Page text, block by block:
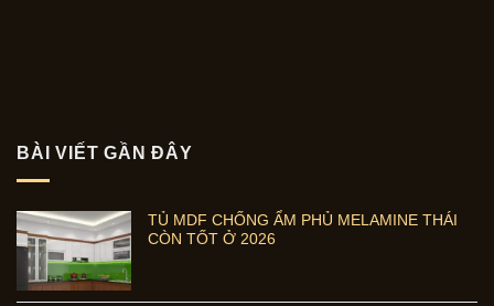
BÀI VIẾT GẦN ĐÂY
TỦ MDF CHỐNG ẨM PHỦ MELAMINE THÁI
CÒN TỐT Ở 2026